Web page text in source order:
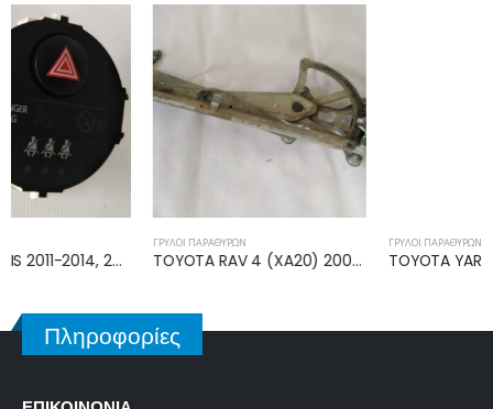
TOYOTA RAV 4 (XA20) 2000-2005 ΓΡΥΛΛΟΣ ΕΜΠΡΟΣ ΔΕΞΙΟΣ 8571042070 TOYOTA YARIS 2006-2009, 2009-2011 ΓΡΥΛΛΟΣ ΕΜΠΡΟΣ ΔΕΞΙΟΣ 857100D100
Πληροφορίες